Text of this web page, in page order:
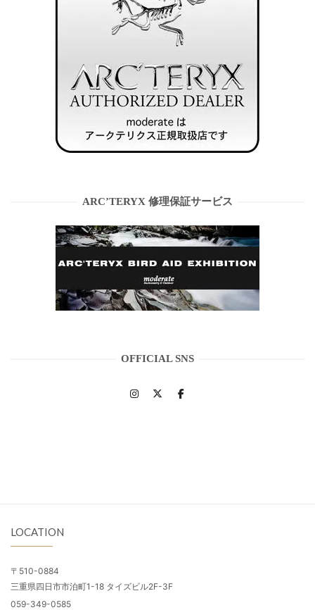
ARC’TERYX 修理保証サービス
OFFICIAL SNS
LOCATION
〒510-0884
三重県四日市市泊町1-18 タイズビル2F-3F
059-349-0585